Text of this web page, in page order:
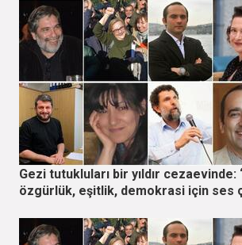
Gezi tutukluları bir yıldır cezaevinde:
özgürlük, eşitlik, demokrasi için ses